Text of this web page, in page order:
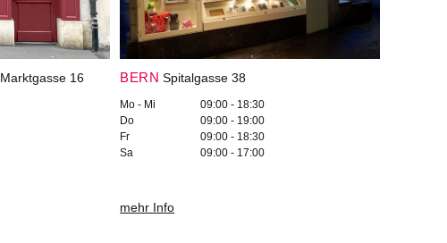
Marktgasse 16 BERN Spitalgasse 38
Mo - Mi
09:00 - 18:30
Do
09:00 - 19:00
Fr
09:00 - 18:30
Sa
09:00 - 17:00
mehr Info